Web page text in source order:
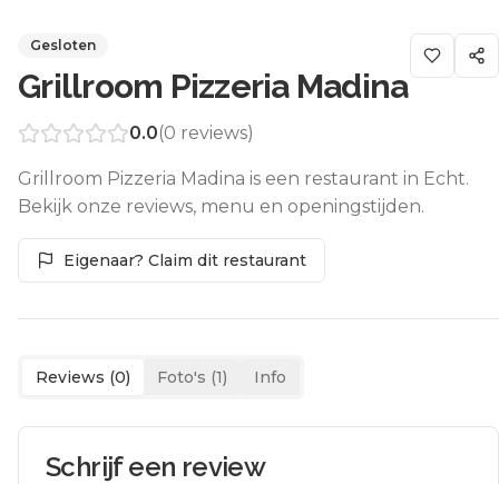
Gesloten
Grillroom Pizzeria Madina
0.0(0 reviews)
Grillroom Pizzeria Madina is een restaurant in Echt.
Bekijk onze reviews, menu en openingstijden.
Eigenaar? Claim dit restaurant
Reviews (0) Foto's (1) Info
Schrijf een review